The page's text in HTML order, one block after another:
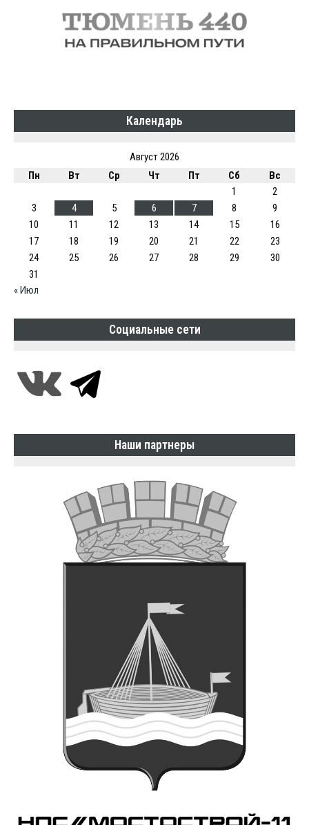
Календарь
Август 2026
Пн
Вт Ср Чт Пт Сб
Вс
1
2
3
4 5 6 7 8
9
10
11 12 13 14 15
16
17
18 19 20 21 22
23
24
25 26 27 28 29
30
31
« Июл
Социальные сети
Наши партнеры